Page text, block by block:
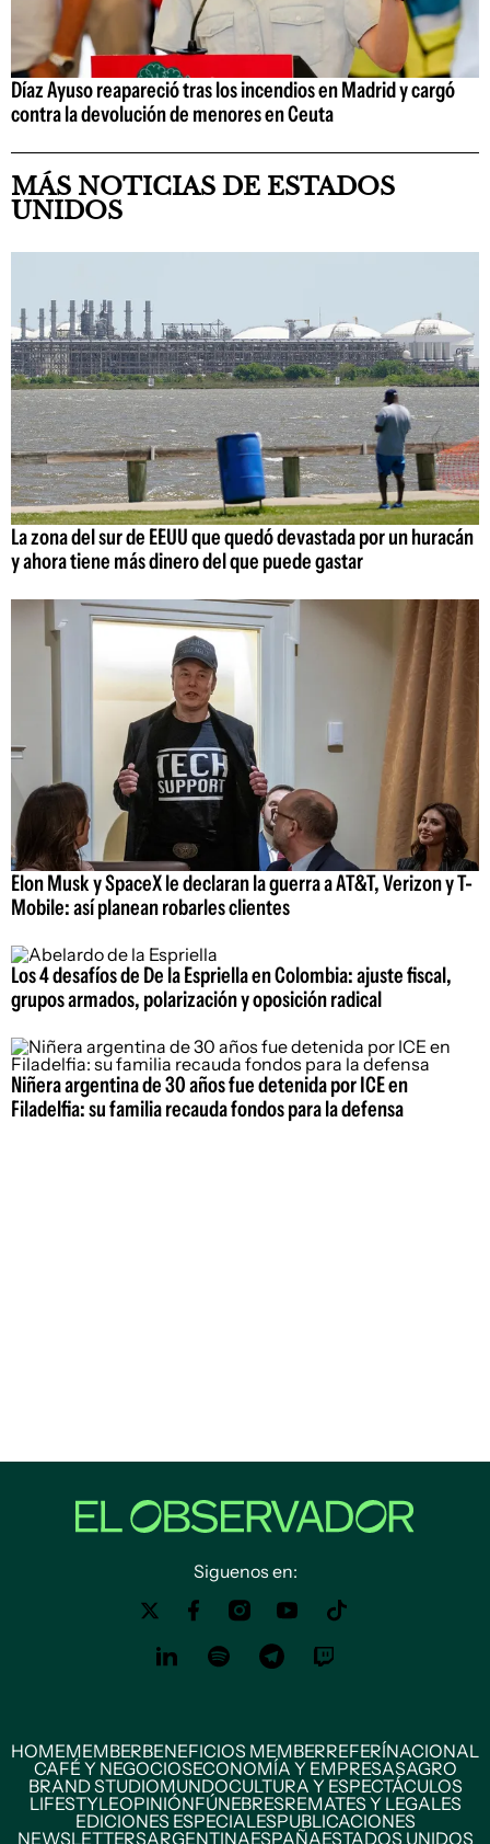
Díaz Ayuso reapareció tras los incendios en Madrid y cargó
contra la devolución de menores en Ceuta
MÁS NOTICIAS DE ESTADOS
UNIDOS
La zona del sur de EEUU que quedó devastada por un huracán
y ahora tiene más dinero del que puede gastar
Elon Musk y SpaceX le declaran la guerra a AT&T, Verizon y T-
Mobile: así planean robarles clientes
Los 4 desafíos de De la Espriella en Colombia: ajuste fiscal,
grupos armados, polarización y oposición radical
Niñera argentina de 30 años fue detenida por ICE en
Filadelfia: su familia recauda fondos para la defensa
Siguenos en:
HOMEMEMBERBENEFICIOS MEMBERREFERÍNACIONAL
CAFÉ Y NEGOCIOSECONOMÍA Y EMPRESASAGRO
BRAND STUDIOMUNDOCULTURA Y ESPECTÁCULOS
LIFESTYLEOPINIÓNFÚNEBRESREMATES Y LEGALES
EDICIONES ESPECIALESPUBLICACIONES
NEWSLETTERSARGENTINAESPAÑAESTADOS UNIDOS